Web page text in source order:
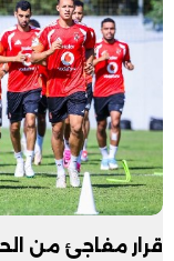
قرار مفاجئ من